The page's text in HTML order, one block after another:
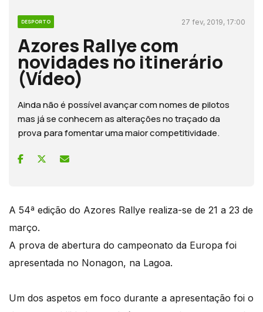
DESPORTO 27 fev, 2019, 17:00
Azores Rallye com
novidades no itinerário
(Vídeo)
Ainda não é possível avançar com nomes de pilotos
mas já se conhecem as alterações no traçado da
prova para fomentar uma maior competitividade.
A 54ª edição do Azores Rallye realiza-se de 21 a 23 de
março.
A prova de abertura do campeonato da Europa foi
apresentada no Nonagon, na Lagoa.
Um dos aspetos em foco durante a apresentação foi o